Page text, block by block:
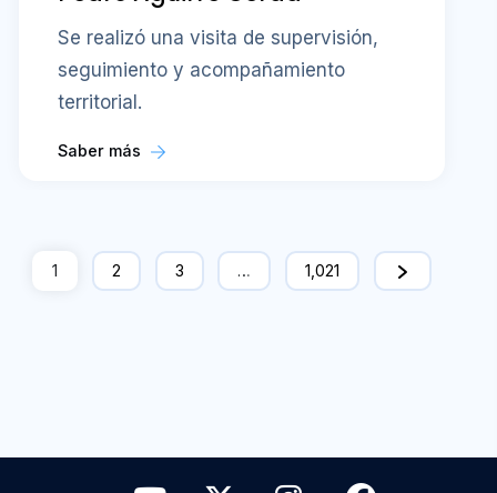
Se realizó una visita de supervisión,
seguimiento y acompañamiento
territorial.
Saber más
1 2 3 … 1,021